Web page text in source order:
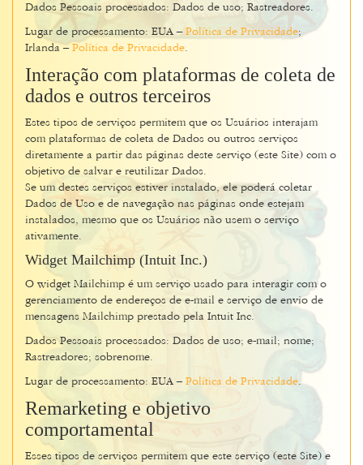
Dados Pessoais processados: Dados de uso; Rastreadores.
Lugar de processamento: EUA –Política de Privacidade;
Irlanda – Política de Privacidade.
Interação com plataformas de coleta de
dados e outros terceiros
Estes tipos de serviços permitem que os Usuários interajam
com plataformas de coleta de Dados ou outros serviços
diretamente a partir das páginas deste serviço (este Site) com o
objetivo de salvar e reutilizar Dados.
Se um destes serviços estiver instalado, ele poderá coletar
Dados de Uso e de navegação nas páginas onde estejam
instalados, mesmo que os Usuários não usem o serviço
ativamente.
Widget Mailchimp (Intuit Inc.)
O widget Mailchimp é um serviço usado para interagir com o
gerenciamento de endereços de e-mail e serviço de envio de
mensagens Mailchimp prestado pela Intuit Inc.
Dados Pessoais processados: Dados de uso; e-mail; nome;
Rastreadores; sobrenome.
Lugar de processamento: EUA – Política de Privacidade.
Remarketing e objetivo
comportamental
Esses tipos de serviços permitem que este serviço (este Site) e